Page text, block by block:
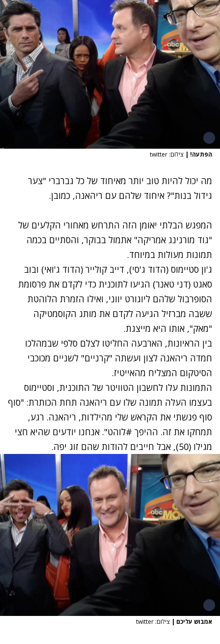
הפתעה! | צילום: twitter
מה יכול להיות טוב יותר מאיחוד של כל גברברי "צער
גידול בנות"? איחוד שלהם עם ריהאנה, כמובן.
המפגש הבלתי יאומן הזה התרחש מאחורי הקלעים של
"גוד מורנינג אמריקה" אתמול בבוקר, והסתיים בכמה
תמונות מעולות במיוחד.
ג'ון סטיימוס (הדוד ג'סי), דייב קולייר (הדוד ג'ואי) ובוב
סאגט (דני טאנר) הגיעו לתוכנית כדי לקדם את פרסומת
הסופרבול שלהם ליוגורט יווני, ואילו הזמרת הלוהטת
ששבה מברזיל הגיעה לקדם את מותג הקוסמטיקה
"מאק", אותו היא מייצגת.
בין הראיונות, הארבעה החליטו לצלם סלפי שבמהלכו
חמדה ריהאנה לצון ועשתה "קרניים" לשניים מכוכבי
הסיטקום המצליח מהאייטיז.
התמונות עלו לחשבון הטוויטר של התוכנית, וסטיימוס
בעצמו העלה תמונה שלו עם ריהאנה תחת הכותרת: "סוף
סוף פגשתי את הקראש שלי מהילדות, ריהאנה. רגע,
תמחקו את זה. ההיפך #לוהט". אנחנו יודעים שהיא חצי
מגילו (50), אבל חייבים להודות שהם זוג יפה.
אמבוש עליכם | צילום: twitter